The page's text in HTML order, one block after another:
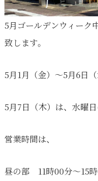
5月ゴールデンウィーク
致します。
5月1月（金）〜5月6日
5月7日（木）は、水曜
営業時間は、
昼の部 11時00分〜15